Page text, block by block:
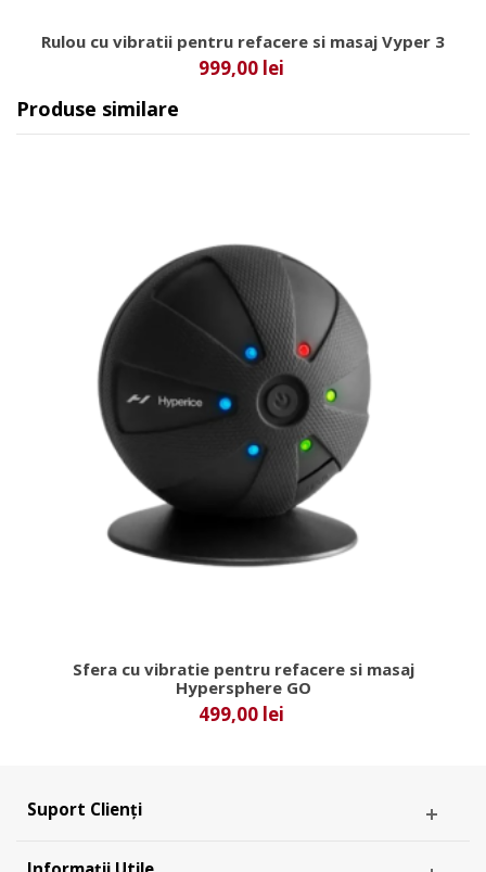
Rulou cu vibratii pentru refacere si masaj Vyper 3
999,00 lei
Produse similare
Sfera cu vibratie pentru refacere si masaj
Hypersphere GO
499,00 lei
Suport Clienți